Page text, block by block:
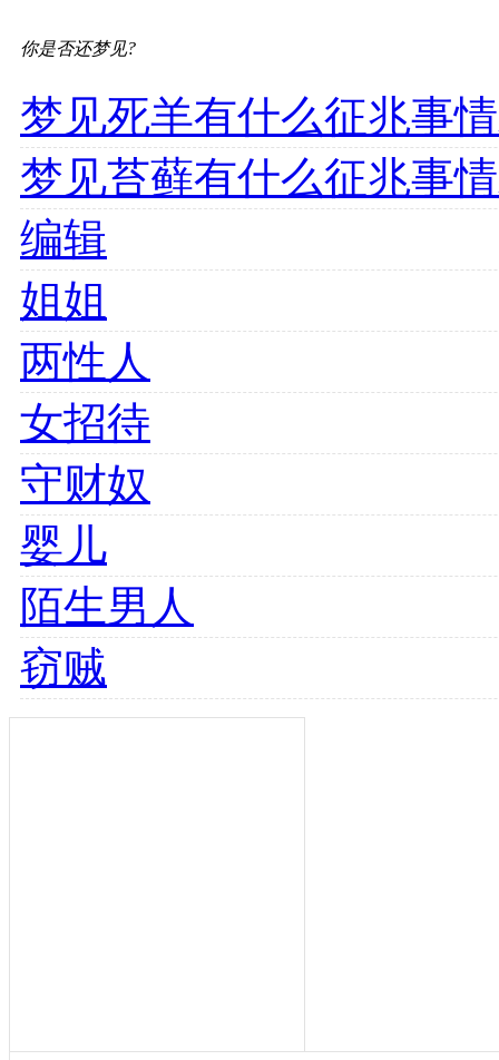
你是否还梦见?
梦见死羊有什么征兆事
梦见苔藓有什么征兆事
编辑
姐姐
两性人
女招待
守财奴
婴儿
陌生男人
窃贼